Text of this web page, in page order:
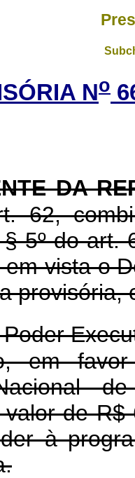
No
DA
62,
5º do art.
vista o
provisória,
em
de
à